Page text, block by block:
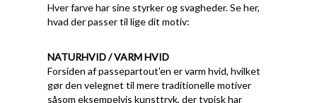
Hver farve har sine styrker og svagheder. Se her,
hvad der passer til lige dit motiv:
NATURHVID / VARM HVID
Forsiden af passepartout'en er varm hvid, hvilket
gør den velegnet til mere traditionelle motiver
såsom eksempelvis kunsttryk, der typisk har